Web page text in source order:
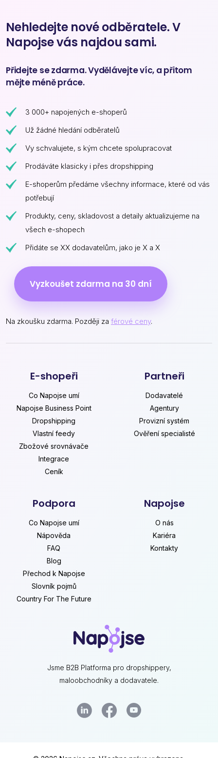
Nehledejte nové odběratele. V
Napojse vás najdou sami.
Přidejte se zdarma. Vydělávejte víc, a přitom
mějte méně práce.
3 000+ napojených e-shoperů
Už žádné hledání odběratelů
Vy schvalujete, s kým chcete spolupracovat
Prodáváte klasicky i přes dropshipping
E-shoperům předáme všechny informace, které od vás
potřebují
Produkty, ceny, skladovost a detaily aktualizujeme na
všech e-shopech
Přidáte se XX dodavatelům, jako je X a X
Vyzkoušet zdarma na 30 dní
Na zkoušku zdarma. Později za férové ceny.
Jsme B2B Platforma pro dropshippery,
maloobchodníky a dodavatele.
E-shopeři
Co Napojse umí
Napojse Business Point
Dropshipping
Vlastní feedy
Zbožové srovnávače
Integrace
Ceník
Partneři
Dodavatelé
Agentury
Provizní systém
Ověření specialisté
Podpora
Co Napojse umí
Nápověda
FAQ
Blog
Přechod k Napojse
Slovník pojmů
Country For The Future
Napojse
O nás
Kariéra
Kontakty